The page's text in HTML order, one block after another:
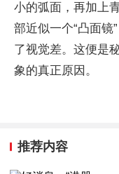
小的弧面，再加上
部近似一个“凸面镜
了视觉差。这便是
象的真正原因。
推荐内容